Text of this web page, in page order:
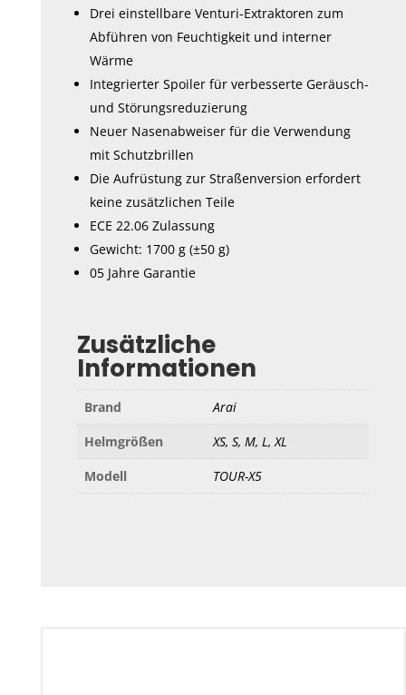
Drei einstellbare Venturi-Extraktoren zum
Abführen von Feuchtigkeit und interner
Wärme
Integrierter Spoiler für verbesserte Geräusch-
und Störungsreduzierung
Neuer Nasenabweiser für die Verwendung
mit Schutzbrillen
Die Aufrüstung zur Straßenversion erfordert
keine zusätzlichen Teile
ECE 22.06 Zulassung
Gewicht: 1700 g (±50 g)
05 Jahre Garantie
Zusätzliche
Informationen
Brand
Arai
Helmgrößen
XS, S, M, L, XL
Modell
TOUR-X5